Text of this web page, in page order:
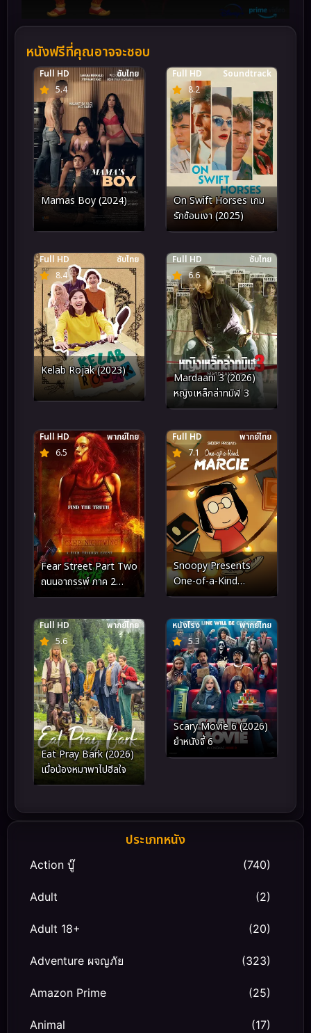
หนังฟรีที่คุณอาจจะชอบ
5.4
Full HD ซับไทย
Mamas Boy (2024)
8.2
Full HD Soundtrack
On Swift Horses เกม
รักซ้อนเงา (2025)
8.4
Full HD ซับไทย
Kelab Rojak (2023)
6.6
Full HD ซับไทย
Mardaani 3 (2026)
หญิงเหล็กล่าทมิฬ 3
6.5
Full HD พากย์ไทย
Fear Street Part Two
ถนนอาถรรพ์ ภาค 2
(2021)
7.1
Full HD พากย์ไทย
Snoopy Presents
One-of-a-Kind
Marcie (2023)
5.6
Full HD พากย์ไทย
Eat Pray Bark (2026)
เมื่อน้องหมาพาไปฮีลใจ
5.3
หนังโรง พากย์ไทย
Scary Movie 6 (2026)
ยำหนังจี้ 6
ประเภทหนัง
Action บู๊ (740)
Adult (2)
Adult 18+ (20)
Adventure ผจญภัย (323)
Amazon Prime (25)
Animal (17)